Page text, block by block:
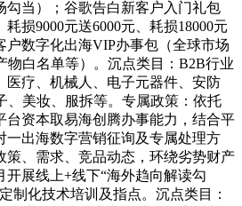
勾当）；谷歌告白新客户入门礼包
耗损9000元送6000元、耗损18000元
户数字化出海VIP办事包（全球市场
物白名单等）。沉点类目：B2B行业
疗、机械人、电子元器件、安防
美妆、服拆等。专属政策：依托
台资本取易海创腾办事能力，结合平
一出海数字营销征询及专属处理方
策、需求、竞品动态，环绕劣势财产
展线上+线下“海外趋向解读勾
制化技术培训及指点。沉点类目：